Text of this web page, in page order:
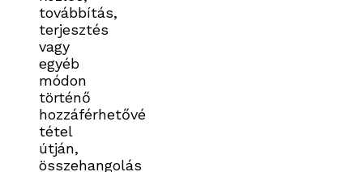
továbbítás,
terjesztés
vagy
egyéb
módon
történő
hozzáférhetővé
tétel
útján,
összehangolás